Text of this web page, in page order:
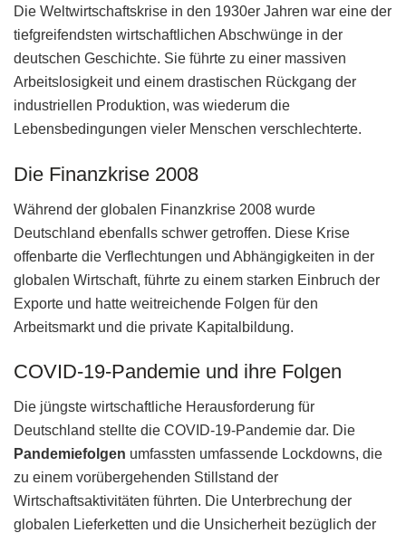
Die Weltwirtschaftskrise in den 1930er Jahren war eine der
tiefgreifendsten wirtschaftlichen Abschwünge in der
deutschen Geschichte. Sie führte zu einer massiven
Arbeitslosigkeit und einem drastischen Rückgang der
industriellen Produktion, was wiederum die
Lebensbedingungen vieler Menschen verschlechterte.
Die Finanzkrise 2008
Während der globalen Finanzkrise 2008 wurde
Deutschland ebenfalls schwer getroffen. Diese Krise
offenbarte die Verflechtungen und Abhängigkeiten in der
globalen Wirtschaft, führte zu einem starken Einbruch der
Exporte und hatte weitreichende Folgen für den
Arbeitsmarkt und die private Kapitalbildung.
COVID-19-Pandemie und ihre Folgen
Die jüngste wirtschaftliche Herausforderung für
Deutschland stellte die COVID-19-Pandemie dar. Die
Pandemiefolgen umfassten umfassende Lockdowns, die
zu einem vorübergehenden Stillstand der
Wirtschaftsaktivitäten führten. Die Unterbrechung der
globalen Lieferketten und die Unsicherheit bezüglich der